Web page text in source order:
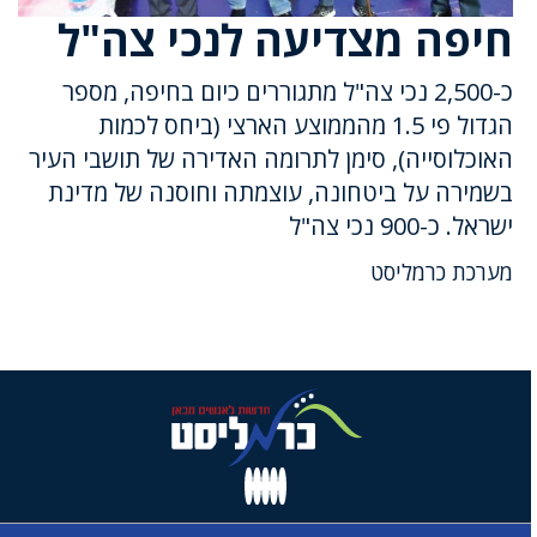
חיפה מצדיעה לנכי צה"ל
כ-2,500 נכי צה"ל מתגוררים כיום בחיפה, מספר
הגדול פי 1.5 מהממוצע הארצי (ביחס לכמות
האוכלוסייה), סימן לתרומה האדירה של תושבי העיר
בשמירה על ביטחונה, עוצמתה וחוסנה של מדינת
ישראל. כ-900 נכי צה"ל
מערכת כרמליסט